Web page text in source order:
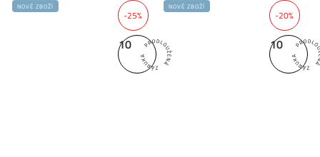
-25%
10
NOVÉ ZBOŽÍ
-20%
10
NOVÉ ZBOŽÍ